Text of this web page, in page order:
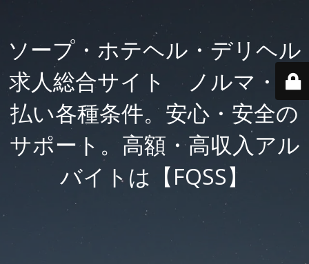
ソープ・ホテヘル・デリヘル
求人総合サイト ノルマ・日
払い各種条件。安心・安全の
サポート。高額・高収入アル
バイトは【FQSS】